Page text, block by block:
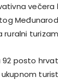
ruralni
92 posto